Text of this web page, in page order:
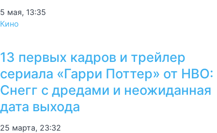
5 мая, 13:35
Кино
13 первых кадров и трейлер
сериала «Гарри Поттер» от HBO:
Снегг с дредами и неожиданная
дата выхода
25 марта, 23:32